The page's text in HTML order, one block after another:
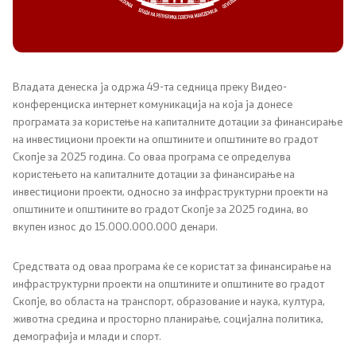
Канцеларија на Претседателот на Владата
Состав на Владата
Министерства
СОЗР
Комисии
Национални координатори
Генерален Секретаријат
Владата денеска ја одржа 49-та седница преку Видео-
конференциска интернет комуникација на која ја донесе
програмата за користење на капиталните дотации за финансирање
на инвестициони проекти на општините и општините во градот
Скопје за 2025 година. Со оваа програма се определува
користењето на капиталните дотации за финансирање на
инвестициони проекти, односно за инфраструктурни проекти на
општините и општините во градот Скопје за 2025 година, во
вкупен износ до 15.000.000.000 денари.
Средствата од оваа програма ќе се користат за финансирање на
инфраструктурни проекти на општините и општините во градот
Скопје, во областа на транспорт, образование и наука, култура,
животна средина и просторно планирање, социјална политика,
демографија и млади и спорт.